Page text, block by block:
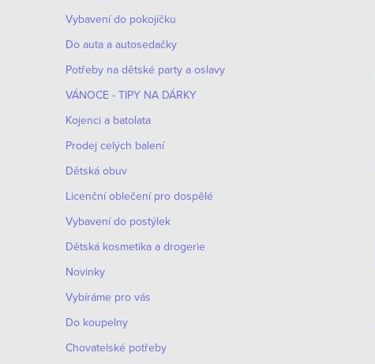
Vybavení do pokojíčku
Do auta a autosedačky
Potřeby na dětské party a oslavy
VÁNOCE - TIPY NA DÁRKY
Kojenci a batolata
Prodej celých balení
Dětská obuv
Licenční oblečení pro dospělé
Vybavení do postýlek
Dětská kosmetika a drogerie
Novinky
Vybíráme pro vás
Do koupelny
Chovatelské potřeby